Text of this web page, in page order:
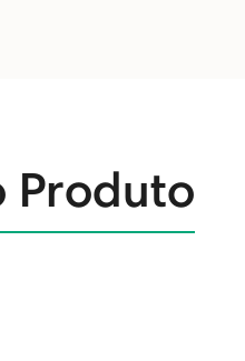
Produto